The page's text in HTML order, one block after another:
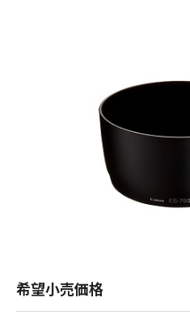
希望小売価格